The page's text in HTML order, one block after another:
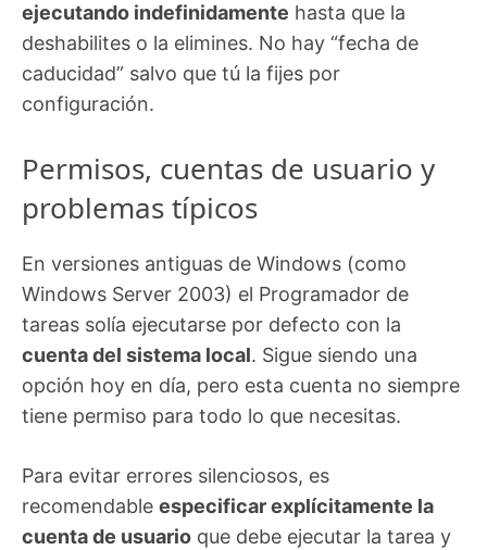
ejecutando indefinidamente hasta que la
deshabilites o la elimines. No hay “fecha de
caducidad” salvo que tú la fijes por
configuración.
Permisos, cuentas de usuario y
problemas típicos
En versiones antiguas de Windows (como
Windows Server 2003) el Programador de
tareas solía ejecutarse por defecto con la
cuenta del sistema local. Sigue siendo una
opción hoy en día, pero esta cuenta no siempre
tiene permiso para todo lo que necesitas.
Para evitar errores silenciosos, es
recomendable especificar explícitamente la
cuenta de usuario que debe ejecutar la tarea y